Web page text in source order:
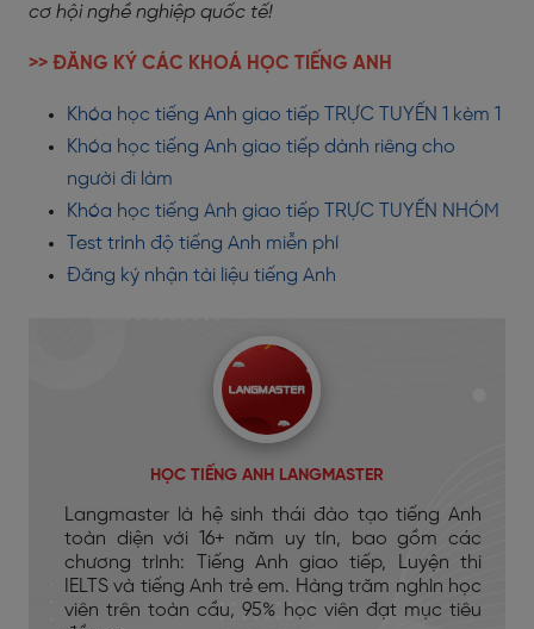
cơ hội nghề nghiệp quốc tế!
>> ĐĂNG KÝ CÁC KHOÁ HỌC TIẾNG ANH
Khóa học tiếng Anh giao tiếp TRỰC TUYẾN 1 kèm 1
Khóa học tiếng Anh giao tiếp dành riêng cho
người đi làm
Khóa học tiếng Anh giao tiếp TRỰC TUYẾN NHÓM
Test trình độ tiếng Anh miễn phí
Đăng ký nhận tài liệu tiếng Anh
HỌC TIẾNG ANH LANGMASTER
Langmaster là hệ sinh thái đào tạo tiếng Anh
toàn diện với 16+ năm uy tín, bao gồm các
chương trình: Tiếng Anh giao tiếp, Luyện thi
IELTS và tiếng Anh trẻ em. Hàng trăm nghìn học
viên trên toàn cầu, 95% học viên đạt mục tiêu